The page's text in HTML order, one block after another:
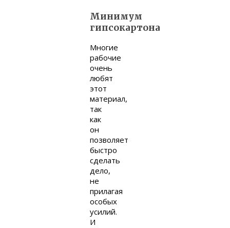
Минимум
гипсокартона
Многие
рабочие
очень
любят
этот
материал,
так
как
он
позволяет
быстро
сделать
дело,
не
прилагая
особых
усилий.
И